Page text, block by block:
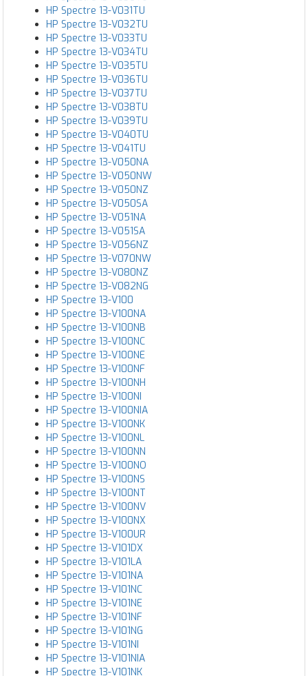
HP Spectre 13-V031TU
HP Spectre 13-V032TU
HP Spectre 13-V033TU
HP Spectre 13-V034TU
HP Spectre 13-V035TU
HP Spectre 13-V036TU
HP Spectre 13-V037TU
HP Spectre 13-V038TU
HP Spectre 13-V039TU
HP Spectre 13-V040TU
HP Spectre 13-V041TU
HP Spectre 13-V050NA
HP Spectre 13-V050NW
HP Spectre 13-V050NZ
HP Spectre 13-V050SA
HP Spectre 13-V051NA
HP Spectre 13-V051SA
HP Spectre 13-V056NZ
HP Spectre 13-V070NW
HP Spectre 13-V080NZ
HP Spectre 13-V082NG
HP Spectre 13-V100
HP Spectre 13-V100NA
HP Spectre 13-V100NB
HP Spectre 13-V100NC
HP Spectre 13-V100NE
HP Spectre 13-V100NF
HP Spectre 13-V100NH
HP Spectre 13-V100NI
HP Spectre 13-V100NIA
HP Spectre 13-V100NK
HP Spectre 13-V100NL
HP Spectre 13-V100NN
HP Spectre 13-V100NO
HP Spectre 13-V100NS
HP Spectre 13-V100NT
HP Spectre 13-V100NV
HP Spectre 13-V100NX
HP Spectre 13-V100UR
HP Spectre 13-V101DX
HP Spectre 13-V101LA
HP Spectre 13-V101NA
HP Spectre 13-V101NC
HP Spectre 13-V101NE
HP Spectre 13-V101NF
HP Spectre 13-V101NG
HP Spectre 13-V101NI
HP Spectre 13-V101NIA
HP Spectre 13-V101NK